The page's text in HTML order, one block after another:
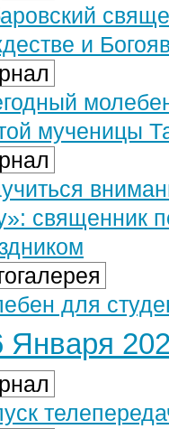
и
мученицы
священник
для
Января